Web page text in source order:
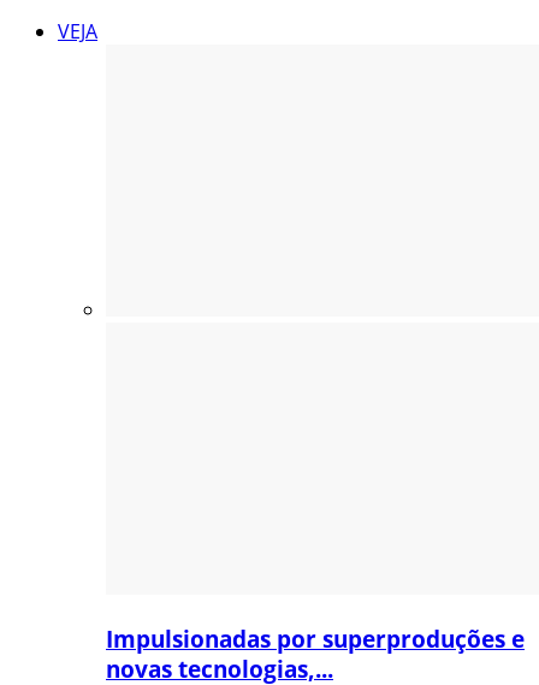
VEJA
Impulsionadas por superproduções e
novas tecnologias,...